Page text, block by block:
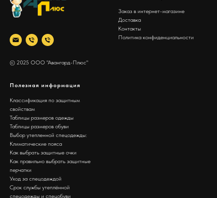
© 2025 ООО "Авангард-Плюс"
Заказ в интернет-магазине
Доставка
Контакты
Политика конфиденциальности
Полезная информация
Классификация по защитным
свойствам
Таблицы размеров одежды
Таблицы размеров обуви
Выбор утепленной спецодежды:
Климатические пояса
Как выбрать защитные очки
Как правильно выбрать защитные
перчатки
Уход за спецодеждой
Срок службы утеплённой
спецодежды и спецобуви